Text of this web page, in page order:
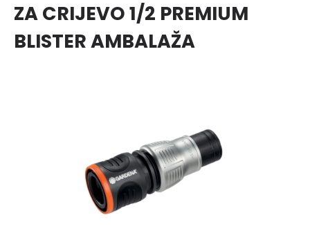
ZA CRIJEVO 1/2 PREMIUM
BLISTER AMBALAŽA